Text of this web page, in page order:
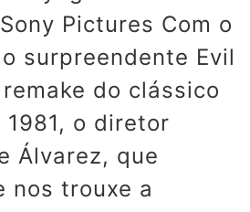
Pictures Com o
surpreendente Evil
do clássico
1981, o diretor
Álvarez, que
nos trouxe a